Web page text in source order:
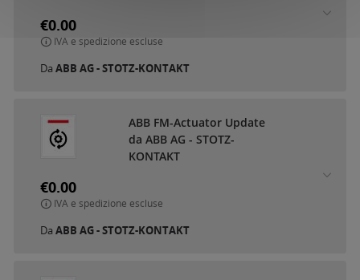
€0.00
IVA e spedizione escluse
Da ABB AG - STOTZ-KONTAKT
ABB FM-Actuator Update
da ABB AG - STOTZ-
KONTAKT
€0.00
IVA e spedizione escluse
Da ABB AG - STOTZ-KONTAKT